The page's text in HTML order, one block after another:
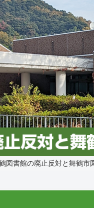
図書館の廃止反対と舞鶴市